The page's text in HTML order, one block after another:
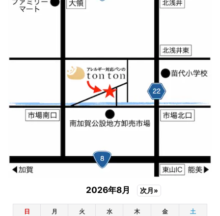
2026年8月 次月»
日 月 火 水 木 金 土